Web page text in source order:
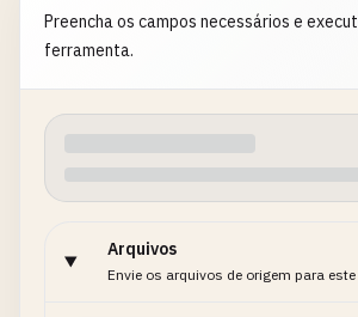
Preencha os campos necessários e
ferramenta.
Arquivos
Envie os arquivos de origem para